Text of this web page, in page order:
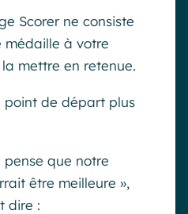
Scorer ne consiste
médaille à votre
mettre en retenue.
point de départ plus
pense que notre
être meilleure »,
dire :